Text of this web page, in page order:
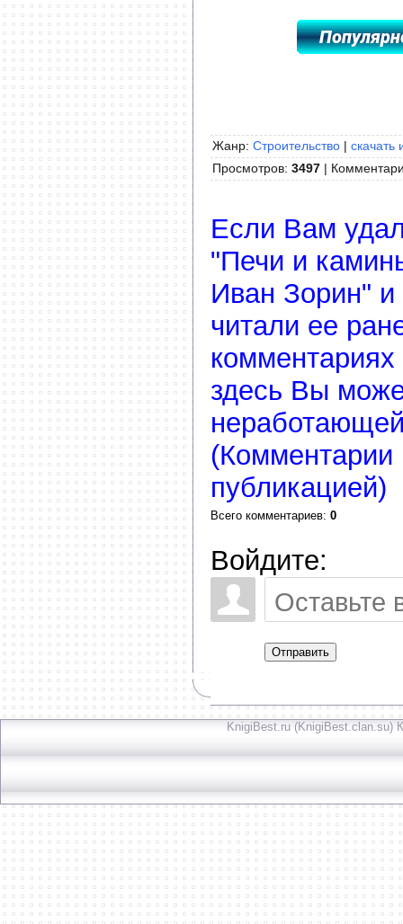
Жанр: Строительство | скачать
Просмотров: 3497 |
Если Вам
"Печи и
Иван Зорин" и
читали ее
здесь Вы
(Комментарии
публикацией)
Всего комментариев: 0
Войдите:
Отправить
KnigiBest.ru (KnigiBest.clan.su)